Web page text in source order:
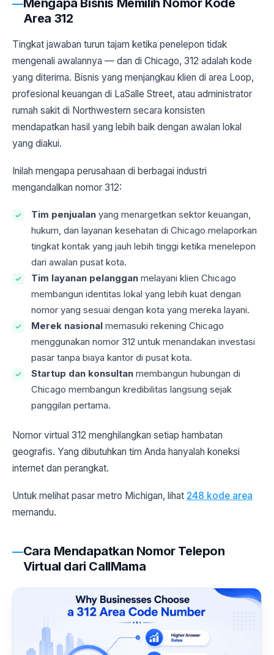
Mengapa Bisnis Memilih Nomor Kode
Area 312
Tingkat jawaban turun tajam ketika penelepon tidak
mengenali awalannya — dan di Chicago, 312 adalah kode
yang diterima. Bisnis yang menjangkau klien di area Loop,
profesional keuangan di LaSalle Street, atau administrator
rumah sakit di Northwestern secara konsisten
mendapatkan hasil yang lebih baik dengan awalan lokal
yang diakui.
Inilah mengapa perusahaan di berbagai industri
mengandalkan nomor 312:
Tim penjualan yang menargetkan sektor keuangan,
hukum, dan layanan kesehatan di Chicago melaporkan
tingkat kontak yang jauh lebih tinggi ketika menelepon
dari awalan pusat kota.
Tim layanan pelanggan melayani klien Chicago
membangun identitas lokal yang lebih kuat dengan
nomor yang sesuai dengan kota yang mereka layani.
Merek nasional memasuki rekening Chicago
menggunakan nomor 312 untuk menandakan investasi
pasar tanpa biaya kantor di pusat kota.
Startup dan konsultan membangun hubungan di
Chicago membangun kredibilitas langsung sejak
panggilan pertama.
Nomor virtual 312 menghilangkan setiap hambatan
geografis. Yang dibutuhkan tim Anda hanyalah koneksi
internet dan perangkat.
Untuk melihat pasar metro Michigan, lihat 248 kode area
memandu.
Cara Mendapatkan Nomor Telepon
Virtual dari CallMama